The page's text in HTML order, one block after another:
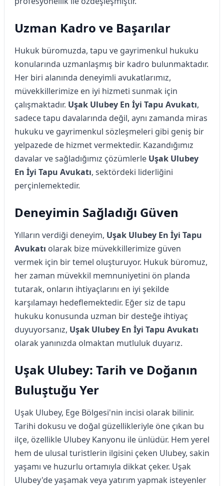
Uzman Kadro ve Başarılar
Hukuk büromuzda, tapu ve gayrimenkul hukuku
konularında uzmanlaşmış bir kadro bulunmaktadır.
Her biri alanında deneyimli avukatlarımız,
müvekkillerimize en iyi hizmeti sunmak için
çalışmaktadır. Uşak Ulubey En İyi Tapu Avukatı,
sadece tapu davalarında değil, aynı zamanda miras
hukuku ve gayrimenkul sözleşmeleri gibi geniş bir
yelpazede de hizmet vermektedir. Kazandığımız
davalar ve sağladığımız çözümlerle Uşak Ulubey
En İyi Tapu Avukatı, sektördeki liderliğini
perçinlemektedir.
Deneyimin Sağladığı Güven
Yılların verdiği deneyim, Uşak Ulubey En İyi Tapu
Avukatı olarak bize müvekkillerimize güven
vermek için bir temel oluşturuyor. Hukuk büromuz,
her zaman müvekkil memnuniyetini ön planda
tutarak, onların ihtiyaçlarını en iyi şekilde
karşılamayı hedeflemektedir. Eğer siz de tapu
hukuku konusunda uzman bir desteğe ihtiyaç
duyuyorsanız, Uşak Ulubey En İyi Tapu Avukatı
olarak yanınızda olmaktan mutluluk duyarız.
Uşak Ulubey: Tarih ve Doğanın
Buluştuğu Yer
Uşak Ulubey, Ege Bölgesi'nin incisi olarak bilinir.
Tarihi dokusu ve doğal güzellikleriyle öne çıkan bu
ilçe, özellikle Ulubey Kanyonu ile ünlüdür. Hem yerel
hem de ulusal turistlerin ilgisini çeken Ulubey, sakin
yaşamı ve huzurlu ortamıyla dikkat çeker. Uşak
Ulubey'de yaşamak veya yatırım yapmak isteyenler